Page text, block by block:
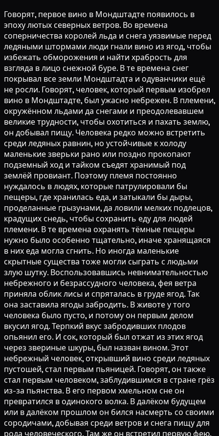
Говорят, первое вино в Мондштадте появилось в
эпоху лютых северных ветров. Во времена
соперничества королей льда и снега уязвимые перед
ледяными штормами люди гнали вино из ягод, чтобы
избежать обморожения и найти храбрость для
взгляда в лицо снежной буре. В те времена снег
покрывал все земли Мондштадта и одуванчики ещё
не росли. Говорят, человек, который первым изобрел
вино в Мондштадте, был ужасно небрежен. В племени,
окружённом льдами да снегами и преодолевавшем
великие трудности, чтобы охотиться и пахать землю,
он добывал пищу. Человека редко можно встретить
среди ледяных равнин, но устойчивые к холоду
маленькие зверьки рано или поздно прокопают
подземный ход и тайком съедят хранимый под
землёй провиант. Поэтому племя постоянно
нуждалось в людях, которые патрулировали бы
пещеры, где хранилась еда, и затыкали бы дыры,
проделанные грызунами, да ловили мелких подлецов,
крадущих снедь, чтобы сохранить еду для людей
племени. В те времена охранять тёмные пещеры
нужно было особенно тщательно, иначе хранящаяся
в них еда могла сгнить. Но иногда маленькие
скрытные существа тоже могли сыграть с людьми
злую шутку. Воспользовавшись невнимательностью
небрежного и безрассудного человека, фея ветра
приняла облик лисы и спряталась в груде ягод. Так
она заставила ягоды забродить. В животе у того
человека было пусто, и потому он первым делом
вкусил ягод. Терпкий вкус забродивших плодов
опьянил его. И сок, который был отжат из этих ягод
через звериные шкуры, был назван вином. Этот
небрежный человек, открывший вино среди ледяных
пустошей, стал первым пьяницей. Говорят, он также
стал первым человеком, заблудившимся в стране грёз
из-за пьянства. В его первом хмельном сне он
превратился в одинокого волка. В далёком будущем
или в далёком прошлом он бился насмерть со своими
сородичами, добывая среди ветров и снега пищу для